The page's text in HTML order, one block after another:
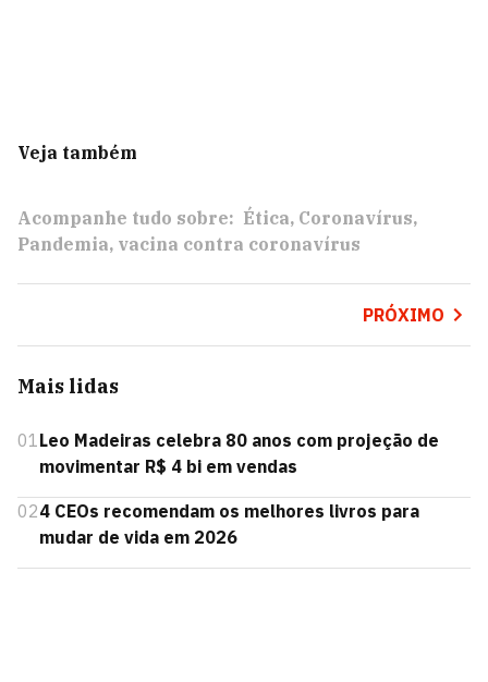
Veja também
Acompanhe tudo sobre: Ética Coronavírus
Pandemia vacina contra coronavírus
PRÓXIMO
Mais lidas
01Leo Madeiras celebra 80 anos com projeção de
movimentar R$ 4 bi em vendas
024 CEOs recomendam os melhores livros para
mudar de vida em 2026